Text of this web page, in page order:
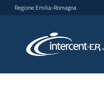
Vai al contenuto
Vai alla navigazione
Vai al footer
Regione Emilia-Romagna
per lo